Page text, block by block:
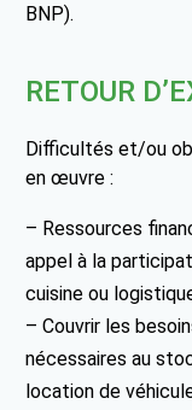
BNP).
RETOUR
Difficultés et/ou
en œuvre :
– Ressources
appel à la
cuisine ou
– Couvrir les
nécessaires au
location de